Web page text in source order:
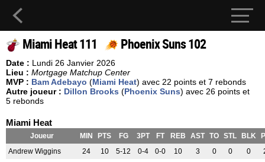
Miami Heat 111 Phoenix Suns 102
Date : Lundi 26 Janvier 2026
Lieu : Mortgage Matchup Center
MVP : Bam Adebayo (Miami Heat) avec 22 points et 7 rebonds
Autre joueur : Dillon Brooks (Phoenix Suns) avec 26 points et
5 rebonds
Miami Heat
Joueur MIN PTS FG 3PT FT REB AST TO STL BLK
Andrew Wiggins
24 10 5-12 0-4 0-0 10 3 0 0 0